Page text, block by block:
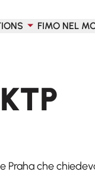
FIMO NEL
Praha che